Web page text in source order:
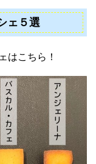
ェ５選
はこちら！